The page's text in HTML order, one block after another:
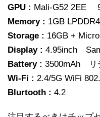
GPU : Mali-G52 2EE
Memory : 1GB LPDDR4
Storage : 16GB +
Display : 4.95inch
Battery : 3500mAh リ
Wi-Fi : 2.4/5G WiFi
Blurtooth : 4.2